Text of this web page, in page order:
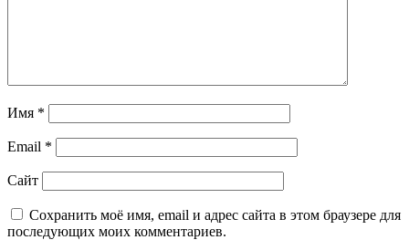
Имя *
Email *
Сайт
Сохранить моё имя, email и адрес сайта в этом браузере для
последующих моих комментариев.